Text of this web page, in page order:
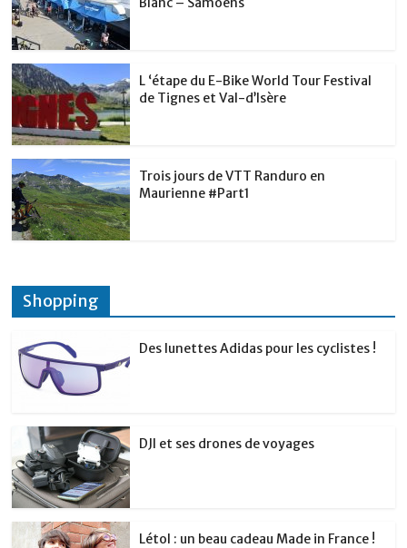
L ‘étape du E-Bike World Tour Festival
de Tignes et Val-d’Isère
Trois jours de VTT Randuro en
Maurienne #Part1
Shopping
Des lunettes Adidas pour les cyclistes !
DJI et ses drones de voyages
Létol : un beau cadeau Made in France !